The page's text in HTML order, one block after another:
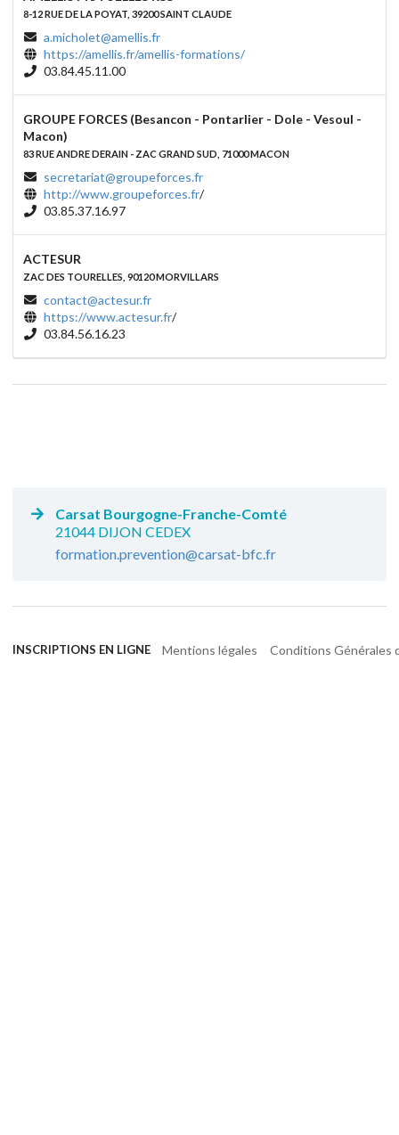
8-12 RUE DE LA POYAT, 39200 SAINT CLAUDE
a.micholet@amellis.fr
https://amellis.fr/amellis-formations/
03.84.45.11.00
GROUPE FORCES (Besancon - Pontarlier - Dole - Vesoul -
Macon)
83 RUE ANDRE DERAIN - ZAC GRAND SUD, 71000 MACON
secretariat@groupeforces.fr
http://www.groupeforces.fr/
03.85.37.16.97
ACTESUR
ZAC DES TOURELLES, 90120 MORVILLARS
contact@actesur.fr
https://www.actesur.fr/
03.84.56.16.23
Carsat Bourgogne-Franche-Comté
21044 DIJON CEDEX
formation.prevention@carsat-bfc.fr
INSCRIPTIONS EN LIGNE Mentions légales Conditions Générales